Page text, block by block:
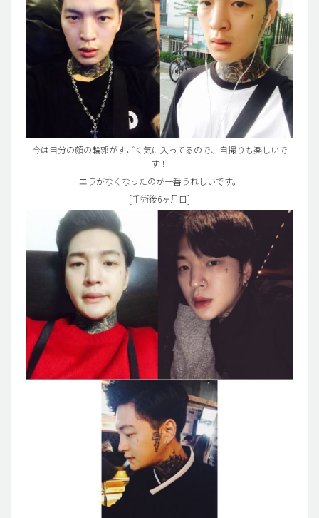
今は自分の顔の輪郭がすごく気に入ってるので、自撮りも楽しいで
す！
エラがなくなったのが一番うれしいです。
[手術後6ヶ月目]